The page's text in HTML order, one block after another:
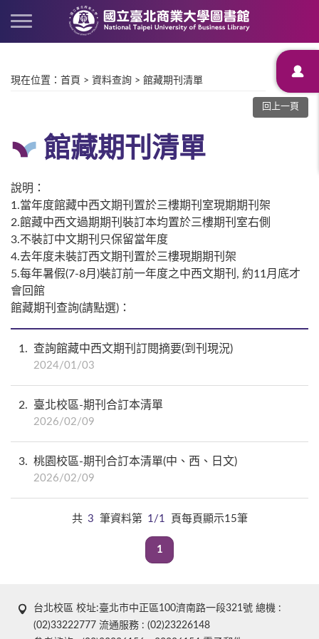
現在位置 ： 首頁 > 資料查詢 > 館藏期刊清單
回上一頁
館藏期刊清單
說明：
1.當年度館藏中西文期刊置於三樓期刊室現期期刊架
2.館藏中西文過期期刊裝訂本均置於三樓期刊室右側
3.不裝訂中文期刊只保留當年度
4.去年度未裝訂西文期刊置於三樓現期期刊架
5.每年暑假(7-8月)裝訂前一年度之中西文期刊, 約11月底才
會回館
館藏期刊查詢(請點選)：
1 查詢館藏中西文期刊訂閱摘要(到刊現況)
2024/01/03
2 臺北校區-期刊合訂本清單
2026/02/09
3 桃園校區-期刊合訂本清單(中、西、日文)
2026/02/09
共 3 筆資料第 1/1 頁每頁顯示15筆
1
台北校區 校址:臺北市中正區100濟南路一段321號 總機 :
(02)33222777 流通服務 : (02)23226148